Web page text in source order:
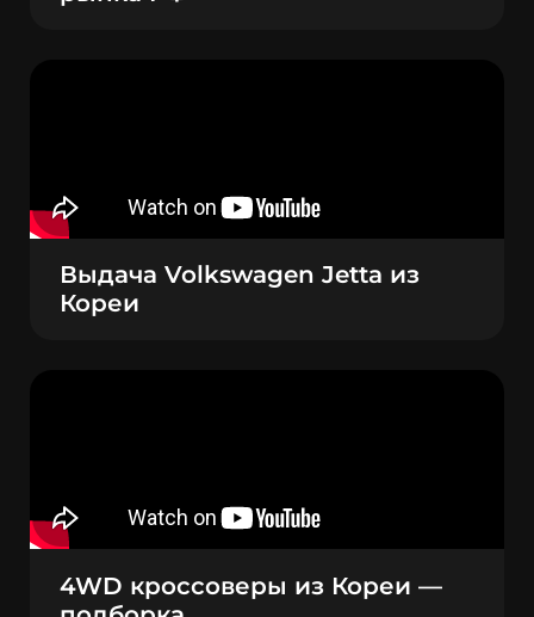
Выдача Volkswagen Jetta из
Кореи
4WD кроссоверы из Кореи —